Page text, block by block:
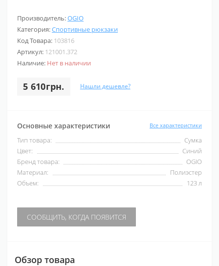
Производитель:OGIO
Категория:Спортивные рюкзаки
Код Товара: 103816
Артикул: 121001.372
Наличие: Нет в наличии
5 610грн. Нашли дешевле?
Основные характеристики Все характеристики
Тип товара:
Сумка
Цвет:
Синий
Бренд товара:
OGIO
Материал:
Полиэстер
Объем:
123 л
СООБЩИТЬ, КОГДА ПОЯВИТСЯ
Обзор товара